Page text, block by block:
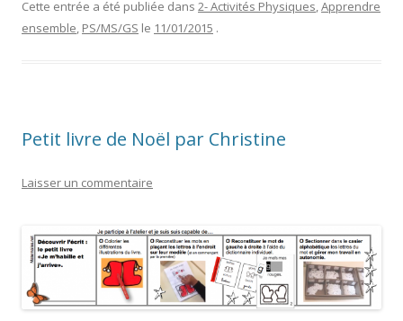
Cette entrée a été publiée dans 2- Activités Physiques,Apprendre
ensemble, PS/MS/GS le 11/01/2015 .
Petit livre de Noël par Christine
Laisser un commentaire